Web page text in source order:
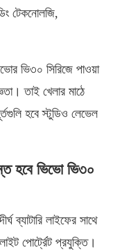
টেকনোলজি,
ভি৩০ সিরিজে পাওয়া
তাই খেলার মাঠে
হবে স্টুডিও লেভেল
হবে ভিভো ভি৩০
ব্যাটারি লাইফের সাথে
পোর্ট্রেট প্রযুক্তি।